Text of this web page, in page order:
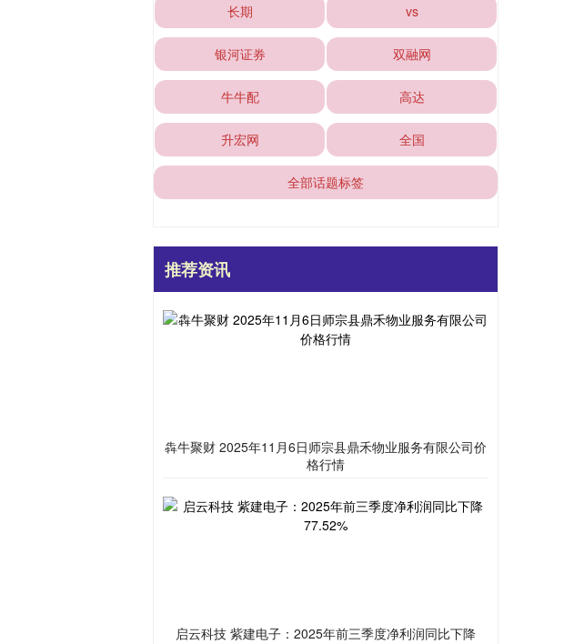
长期 vs
银河证券 双融网
牛牛配 高达
升宏网 全国
全部话题标签
推荐资讯
犇牛聚财 2025年11月6日师宗县鼎禾物业服务有限公司价
格行情
启云科技 紫建电子：2025年前三季度净利润同比下降